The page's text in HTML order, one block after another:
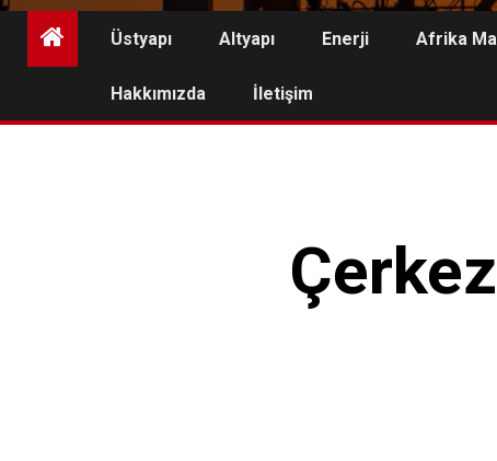
Üstyapı Altyapı Enerji Afrika
Hakkımızda İletişim